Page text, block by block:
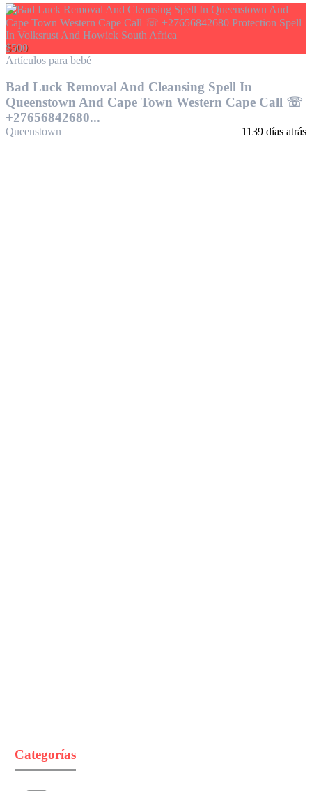
$500
Artículos para bebé
Bad Luck Removal And Cleansing Spell In
Queenstown And Cape Town Western Cape Call ☏
+27656842680...
Queenstown 1139 días atrás
Categorías